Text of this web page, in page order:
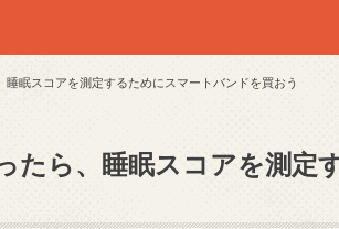
眠スコアを測定するためにスマートバンドを買おう
たら、睡眠スコアを測定